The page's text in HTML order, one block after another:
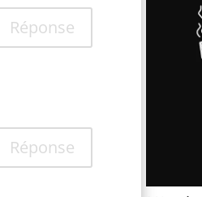
Réponse
Réponse